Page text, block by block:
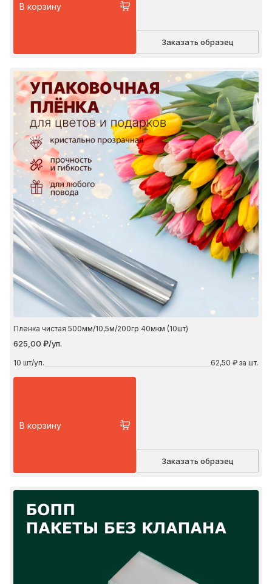
В корзину
Заказать образец
Пленка чистая 500мм/10,5м/200гр 40мкм (10шт)
625,00 ₽/уп.
10 шт/уп. 62,50 ₽ за шт.
В корзину
Заказать образец